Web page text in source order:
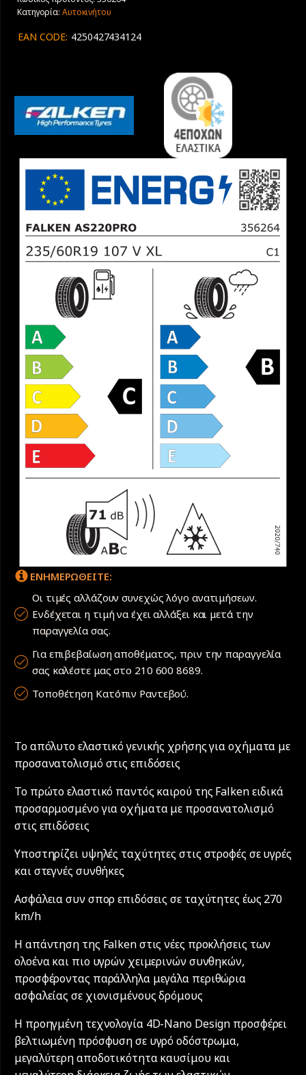
Falken
Euroall
AS220PRO
Κατηγορία: Αυτοκινήτου
EAN CODE: 4250427434124
ΕΝΗΜΕΡΩΘΕΙΤΕ:
Οι τιμές αλλάζουν συνεχώς λόγο ανατιμήσεων.
Ενδέχεται η τιμή να έχει αλλάξει και μετά την
παραγγελία σας.
Για επιβεβαίωση αποθέματος, πριν την παραγγελία
σας καλέστε μας στο 210 600 8689.
Τοποθέτηση Κατόπιν Ραντεβού.
Το απόλυτο ελαστικό γενικής χρήσης για οχήματα με
προσανατολισμό στις επιδόσεις
Το πρώτο ελαστικό παντός καιρού της Falken ειδικά
προσαρμοσμένο για οχήματα με προσανατολισμό
στις επιδόσεις
Υποστηρίζει υψηλές ταχύτητες στις στροφές σε υγρές
και στεγνές συνθήκες
Ασφάλεια συν σπορ επιδόσεις σε ταχύτητες έως 270
km/h
Η απάντηση της Falken στις νέες προκλήσεις των
ολοένα και πιο υγρών χειμερινών συνθηκών,
προσφέροντας παράλληλα μεγάλα περιθώρια
ασφαλείας σε χιονισμένους δρόμους
Η προηγμένη τεχνολογία 4D-Nano Design προσφέρει
βελτιωμένη πρόσφυση σε υγρό οδόστρωμα,
μεγαλύτερη αποδοτικότητα καυσίμου και